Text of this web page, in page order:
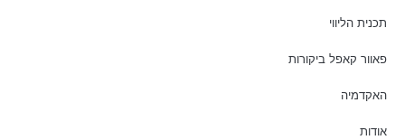
תכנית הליווי
פאוור קאפל ביקורות
האקדמיה
אודות